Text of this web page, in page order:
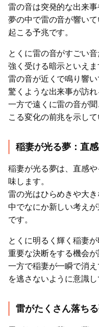
雷の音は突発的な出来事
夢の中で雷の音が響い
起こる予兆です。
とくに雷の音がすごい
強く受ける暗示といえま
雷の音が近くで鳴り響
驚くような出来事が訪れ
一方で遠くに雷の音が
こる変化の前兆を示して
稲妻が光る夢：直
稲妻が光る夢は、直感
味します。
雷の光はひらめきや大
中でなにか新しい考え
です。
とくに明るく輝く稲妻
重要な決断をする機会が
一方で稲妻が一瞬で消
を逃さないように意識し
雷がたくさん落ち